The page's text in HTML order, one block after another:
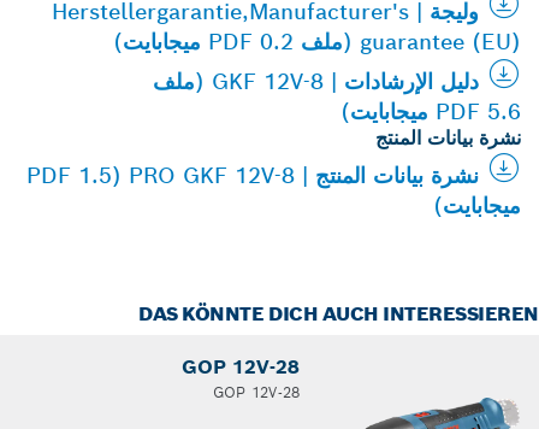
وليجة | Herstellergarantie,Manufacturer's
guarantee (EU) (ملف PDF 0.2 ميجابايت)
دليل الإرشادات | GKF 12V-8 (ملف
PDF 5.6 ميجابايت)
نشرة بيانات المنتج
نشرة بيانات المنتج | PRO GKF 12V-8 (PDF 1.5
ميجابايت)
DAS KÖNNTE DICH AUCH
GOP 12V-28
GOP 12V-28